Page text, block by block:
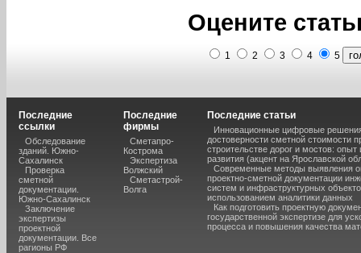
Оцените
1 2 3 4 5
Последние
ссылки
Обследование
зданий. Южно-
Сахалинск
Проверка
сметной
документации.
Южно-Сахалинск
Заключение
экспертизы
проектной
документации. Все
рагионы РФ
Последние
фирмы
Сметапро-
Кострома
Экспертиза
Волжский
Сметастрой-
Волга
Последние статьи
Инновационные цифровые
достоверности сметной стоимости
строительстве дорог и мостов: опыт
развития (акцент на Ярославской
Современные методы выявления
проектно-сметной документации
систем и инфраструктурных
использованием аналитики данных
Как подготовить проектную
государственной экспертизе для
процесса и повышения качества